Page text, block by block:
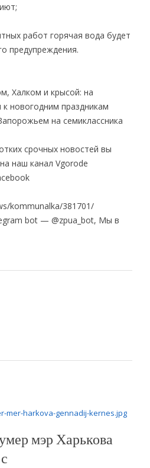
работ горячая вода будет
предупреждения.
Халком и крысой: на
новогодним праздникам
на семиклассника
срочных новостей вы
наш канал Vgorode
kommunalka/381701/
bot — @zpua_bot, Мы в
мэр Харькова